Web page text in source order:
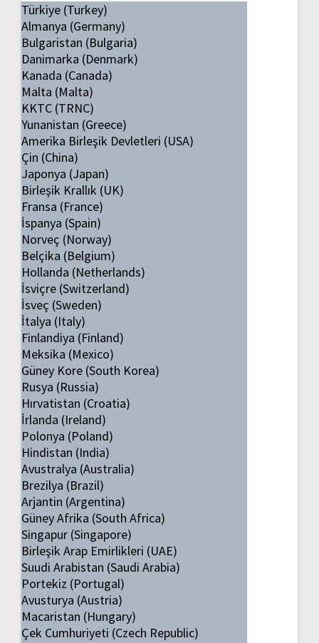
Türkiye (Turkey)
Almanya (Germany)
Bulgaristan (Bulgaria)
Danimarka (Denmark)
Kanada (Canada)
Malta (Malta)
KKTC (TRNC)
Yunanistan (Greece)
Amerika Birleşik Devletleri (USA)
Çin (China)
Japonya (Japan)
Birleşik Krallık (UK)
Fransa (France)
İspanya (Spain)
Norveç (Norway)
Belçika (Belgium)
Hollanda (Netherlands)
İsviçre (Switzerland)
İsveç (Sweden)
İtalya (Italy)
Finlandiya (Finland)
Meksika (Mexico)
Güney Kore (South Korea)
Rusya (Russia)
Hırvatistan (Croatia)
İrlanda (Ireland)
Polonya (Poland)
Hindistan (India)
Avustralya (Australia)
Brezilya (Brazil)
Arjantin (Argentina)
Güney Afrika (South Africa)
Singapur (Singapore)
Birleşik Arap Emirlikleri (UAE)
Suudi Arabistan (Saudi Arabia)
Portekiz (Portugal)
Avusturya (Austria)
Macaristan (Hungary)
Çek Cumhuriyeti (Czech Republic)